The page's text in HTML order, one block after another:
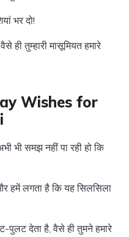
भर दो!
तुम्हारी मासूमियत हमारे
Wishes for
भी समझ नहीं पा रही हो कि
हमें लगता है कि यह सिलसिला
पुलट देता है, वैसे ही तुमने हमारे